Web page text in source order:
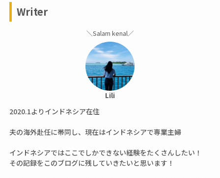
Writer
＼Salam kenal／
Lili
2020.1よりインドネシア在住
夫の海外赴任に帯同し、現在はインドネシアで専業主婦
インドネシアではここでしかできない経験をたくさんしたい！
その記録をこのブログに残していきたいと思います！